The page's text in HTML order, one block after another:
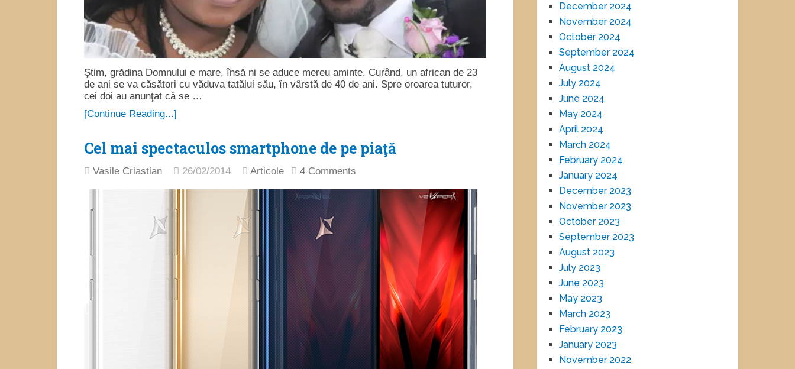
Ştim, grădina Domnului e mare, însă ni se aduce mereu aminte. Curând, un african de 23
de ani se va căsători cu văduva tatălui său, în vârstă de 40 de ani. Spre oroarea tuturor,
cei doi au anunţat că se …
[Continue Reading...]
Cel mai spectaculos smartphone de pe piaţă
Vasile Criastian 26/02/2014 Articole 4 Comments
December 2024
November 2024
October 2024
September 2024
August 2024
July 2024
June 2024
May 2024
April 2024
March 2024
February 2024
January 2024
December 2023
November 2023
October 2023
September 2023
August 2023
July 2023
June 2023
May 2023
March 2023
February 2023
January 2023
November 2022